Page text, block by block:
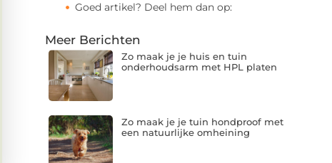
Goed artikel? Deel hem dan op:
Meer Berichten
Zo maak je je huis en tuin
onderhoudsarm met HPL platen
Zo maak je je tuin hondproof met
een natuurlijke omheining